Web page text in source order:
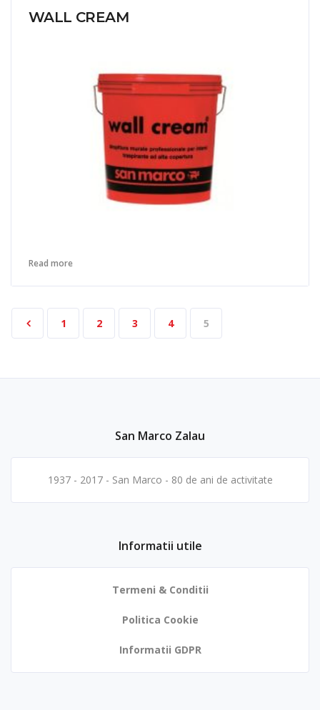
WALL CREAM
Read more
1 2 3 4 5
San Marco Zalau
1937 - 2017 - San Marco - 80 de ani de activitate
Informatii utile
Termeni & Conditii
Politica Cookie
Informatii GDPR